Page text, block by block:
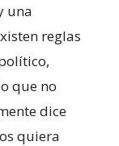
una
reglas
que no
dice
quiera